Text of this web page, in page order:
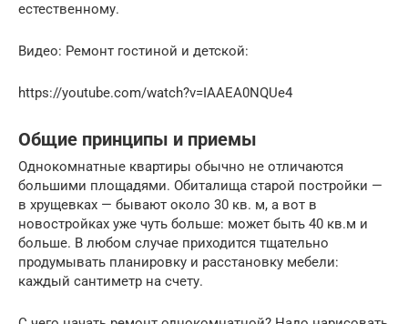
естественному.
Видео: Ремонт гостиной и детской:
https://youtube.com/watch?v=IAAEA0NQUe4
Общие принципы и приемы
Однокомнатные квартиры обычно не отличаются
большими площадями. Обиталища старой постройки —
в хрущевках — бывают около 30 кв. м, а вот в
новостройках уже чуть больше: может быть 40 кв.м и
больше. В любом случае приходится тщательно
продумывать планировку и расстановку мебели:
каждый сантиметр на счету.